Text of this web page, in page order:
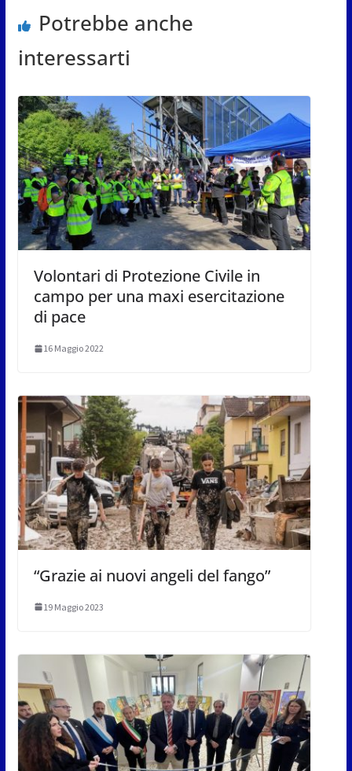
Potrebbe anche
interessarti
Volontari di Protezione Civile in
campo per una maxi esercitazione
di pace
16 Maggio 2022
“Grazie ai nuovi angeli del fango”
19 Maggio 2023